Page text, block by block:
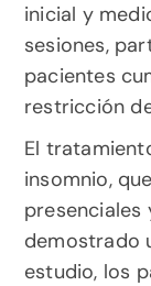
inicial y
sesiones,
pacientes
restricción
El
insomnio,
presenciales
demostrado
estudio, los